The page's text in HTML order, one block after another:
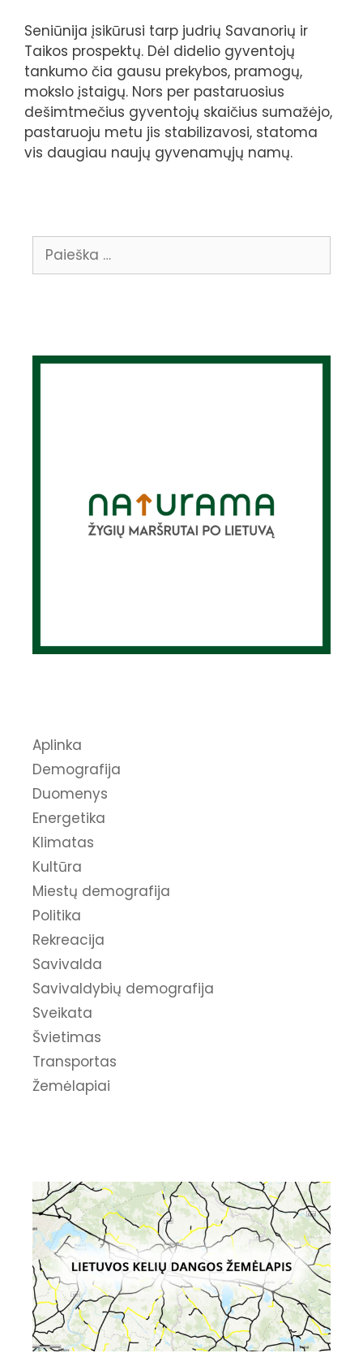
Seniūnija įsikūrusi tarp judrių Savanorių ir
Taikos prospektų. Dėl didelio gyventojų
tankumo čia gausu prekybos, pramogų,
mokslo įstaigų. Nors per pastaruosius
dešimtmečius gyventojų skaičius sumažėjo,
pastaruoju metu jis stabilizavosi, statoma
vis daugiau naujų gyvenamųjų namų.
Ieškoti:
Aplinka
Demografija
Duomenys
Energetika
Klimatas
Kultūra
Miestų demografija
Politika
Rekreacija
Savivalda
Savivaldybių demografija
Sveikata
Švietimas
Transportas
Žemėlapiai